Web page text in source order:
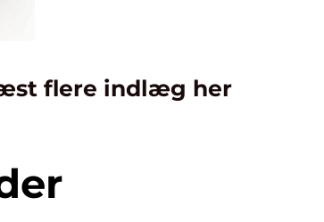
flere indlæg her